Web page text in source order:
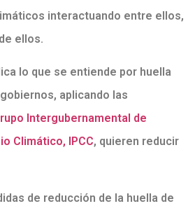
interactuando entre ellos,
ellos.
lo que se entiende por huella
aplicando las
Intergubernamental de
Climático, IPCC, quieren reducir
de reducción de la huella de